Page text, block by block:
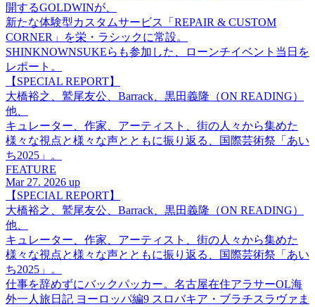
開するGOLDWINが、
新たな体験型カスタムサービス「REPAIR & CUSTOM
CORNER」を栄・ラシックに常設。
SHINKNOWNSUKEらも参加した、ローンチイベント当日を
レポート。
【SPECIAL REPORT】
大橋裕之、鷲尾友公、Barrack、黒田義隆（ON READING）
他、
キュレーター、作家、アーティスト、街の人々から集めた
様々な視点と様々な声とともに振り返る、国際芸術祭「あい
ち2025」。
FEATURE
Mar 27. 2026 up
【SPECIAL REPORT】
大橋裕之、鷲尾友公、Barrack、黒田義隆（ON READING）
他、
キュレーター、作家、アーティスト、街の人々から集めた
様々な視点と様々な声とともに振り返る、国際芸術祭「あい
ち2025」。
仕事を辞めずにバックパッカー。名古屋在住アラサーOL海
外一人旅日記 ヨーロッパ編9 スロバキア・ブラチスラヴァま